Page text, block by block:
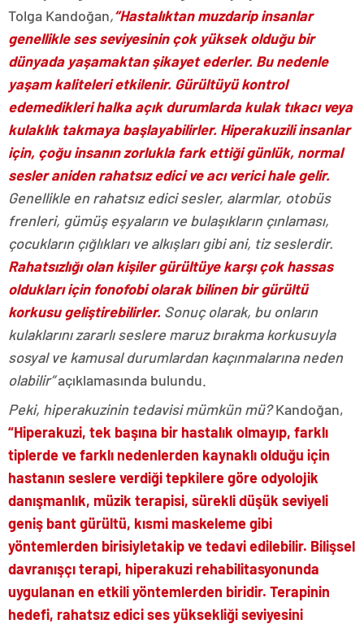
Tolga Kandoğan,“Hastalıktan muzdarip insanlar
genellikle ses seviyesinin çok yüksek olduğu bir
dünyada yaşamaktan şikayet ederler. Bu nedenle
yaşam kaliteleri etkilenir. Gürültüyü kontrol
edemedikleri halka açık durumlarda kulak tıkacı veya
kulaklık takmaya başlayabilirler. Hiperakuzili insanlar
için, çoğu insanın zorlukla fark ettiği günlük, normal
sesler aniden rahatsız edici ve acı verici hale gelir.
Genellikle en rahatsız edici sesler, alarmlar, otobüs
frenleri, gümüş eşyaların ve bulaşıkların çınlaması,
çocukların çığlıkları ve alkışları gibi ani, tiz seslerdir.
Rahatsızlığı olan kişiler gürültüye karşı çok hassas
oldukları için fonofobi olarak bilinen bir gürültü
korkusu geliştirebilirler. Sonuç olarak, bu onların
kulaklarını zararlı seslere maruz bırakma korkusuyla
sosyal ve kamusal durumlardan kaçınmalarına neden
olabilir”açıklamasında bulundu.
Peki, hiperakuzinin tedavisi mümkün mü?Kandoğan,
“Hiperakuzi, tek başına bir hastalık olmayıp, farklı
tiplerde ve farklı nedenlerden kaynaklı olduğu için
hastanın seslere verdiği tepkilere göre odyolojik
danışmanlık, müzik terapisi, sürekli düşük seviyeli
geniş bant gürültü, kısmi maskeleme gibi
yöntemlerden birisiyletakip ve tedavi edilebilir. Bilişsel
davranışçı terapi, hiperakuzi rehabilitasyonunda
uygulanan en etkili yöntemlerden biridir. Terapinin
hedefi, rahatsız edici ses yüksekliği seviyesini